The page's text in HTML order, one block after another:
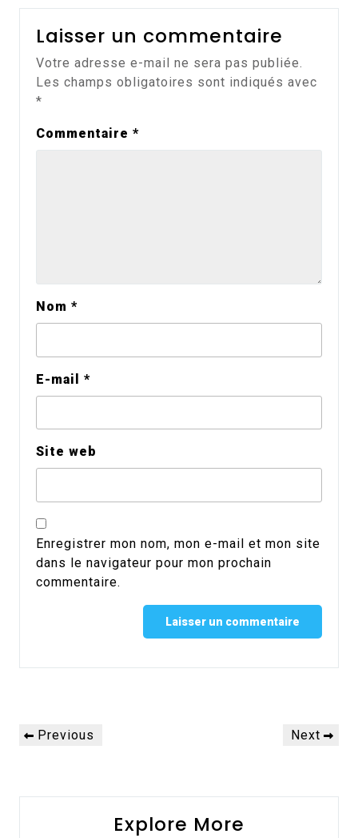
Laisser un commentaire
Votre adresse e-mail ne sera pas publiée.
Les champs obligatoires sont indiqués avec
*
Commentaire *
Nom *
E-mail *
Site web
Enregistrer mon nom, mon e-mail et mon site
dans le navigateur pour mon prochain
commentaire.
Navigation
dePrevious
Previous
Next
Next
Explore More